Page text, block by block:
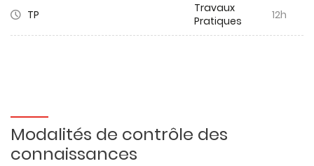
TP
Travaux
Pratiques
12h
Modalités de contrôle des
connaissances